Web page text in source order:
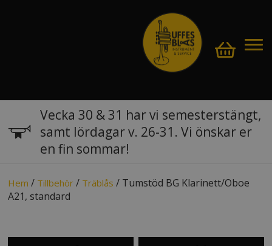
Vecka 30 & 31 har vi semesterstängt,
samt lördagar v. 26-31. Vi önskar er
en fin sommar!
Hem / Tillbehör / Träblås / Tumstöd BG Klarinett/Oboe
A21, standard